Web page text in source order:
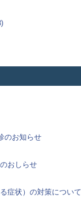
のお知らせ
おしらせ
症状）の対策について